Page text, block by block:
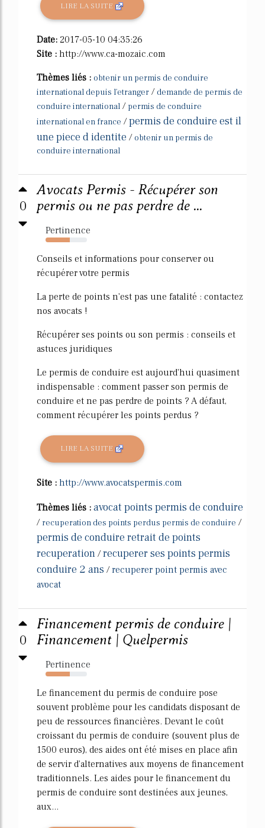
LIRE LA SUITE
Date: 2017-05-10 04:35:26
Site : http://www.ca-mozaic.com
Thèmes liés : obtenir un permis de conduire
international depuis l'etranger / demande de permis de
conduire international / permis de conduire
international en france /permis de conduire est il
une piece d identite / obtenir un permis de
conduire international
0
Avocats Permis - Récupérer son
permis ou ne pas perdre de ...
Pertinence
58%
Conseils et informations pour conserver ou
récupérer votre permis
La perte de points n'est pas une fatalité : contactez
nos avocats !
Récupérer ses points ou son permis : conseils et
astuces juridiques
Le permis de conduire est aujourd'hui quasiment
indispensable : comment passer son permis de
conduire et ne pas perdre de points ? A défaut,
comment récupérer les points perdus ?
LIRE LA SUITE
Site : http://www.avocatspermis.com
Thèmes liés : avocat points permis de conduire
/ recuperation des points perdus permis de conduire /
permis de conduire retrait de points
recuperation /recuperer ses points permis
conduire 2 ans /recuperer point permis avec
avocat
0
Financement permis de conduire |
Financement | Quelpermis
Pertinence
58%
Le financement du permis de conduire pose
souvent problème pour les candidats disposant de
peu de ressources financières. Devant le coût
croissant du permis de conduire (souvent plus de
1500 euros), des aides ont été mises en place afin
de servir d'alternatives aux moyens de financement
traditionnels. Les aides pour le financement du
permis de conduire sont destinées aux jeunes,
aux...